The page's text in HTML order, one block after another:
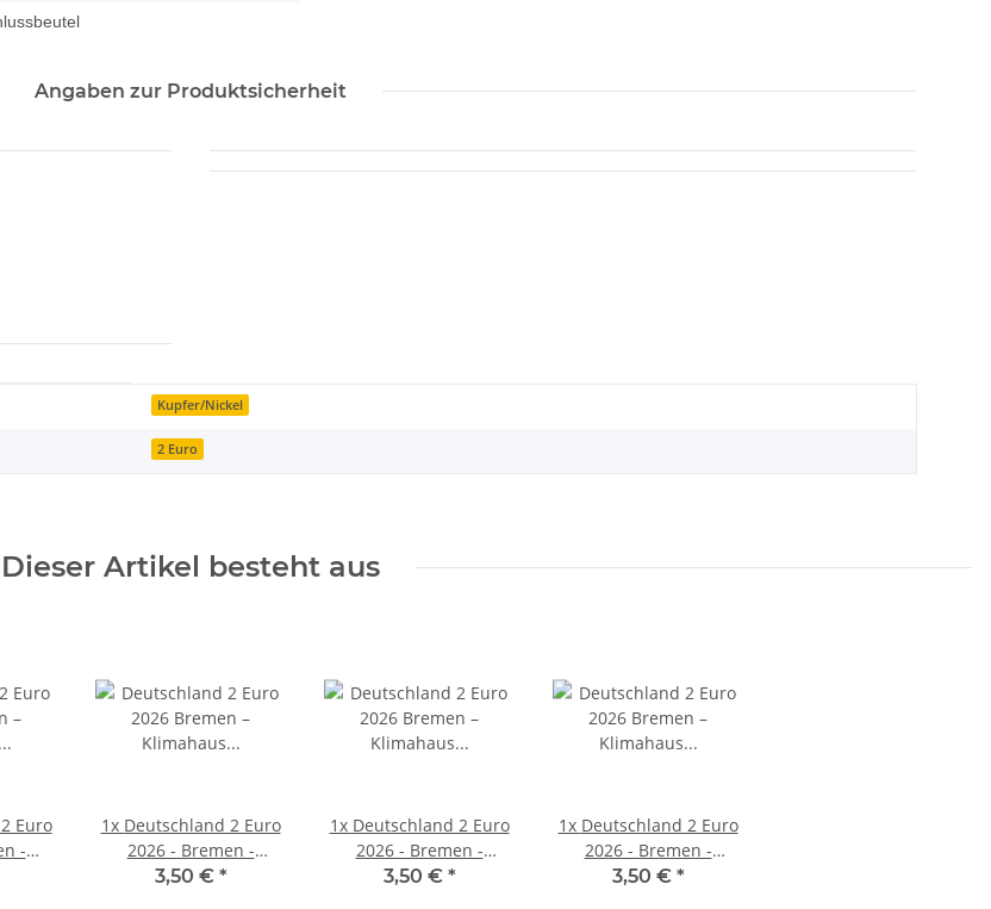
Angaben zur Produktsicherheit
Kupfer/Nickel
2 Euro
Dieser Artikel besteht aus
Euro
-
1x Deutschland 2 Euro
2026 - Bremen -
Klimahaus
3,50 € *
1x Deutschland 2 Euro
2026 - Bremen -
Klimahaus
3,50 € *
1x Deutschland 2 Euro
2026 - Bremen -
Klimahaus
3,50 € *